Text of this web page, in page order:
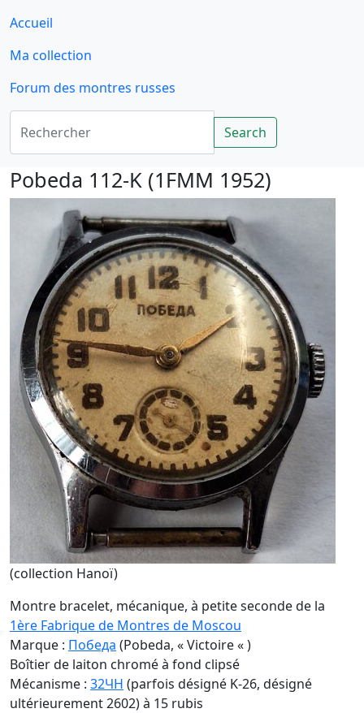
Accueil
Ma collection
Forum des montres russes
Rechercher
Search
Pobeda 112-K (1FMM 1952)
(collection Hanoï)
Montre bracelet, mécanique, à petite seconde de la
1ère Fabrique de Montres de Moscou
Marque : Победа (Pobeda, « Victoire « )
Boîtier de laiton chromé à fond clipsé
Mécanisme : 32ЧН (parfois désigné K-26, désigné
ultérieurement 2602) à 15 rubis